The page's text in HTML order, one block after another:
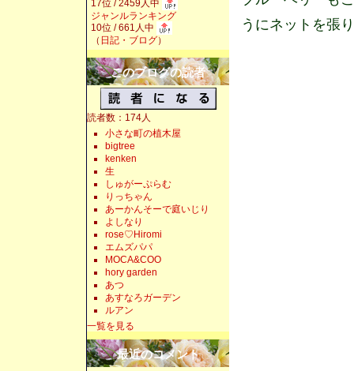
うにネットを張
17位 / 2459人中
ジャンルランキング
10位 / 661人中
（ 日記・ブログ）
このブログの読者
読者数：174人
小さな町の植木屋
bigtree
kenken
生
しゅがーぷらむ
りっちゃん
あーかんそーで庭いじり
よしなり
rose♡Hiromi
エムズパパ
MOCA&COO
hory garden
あつ
あすなろガーデン
ルアン
一覧を見る
最近のコメント